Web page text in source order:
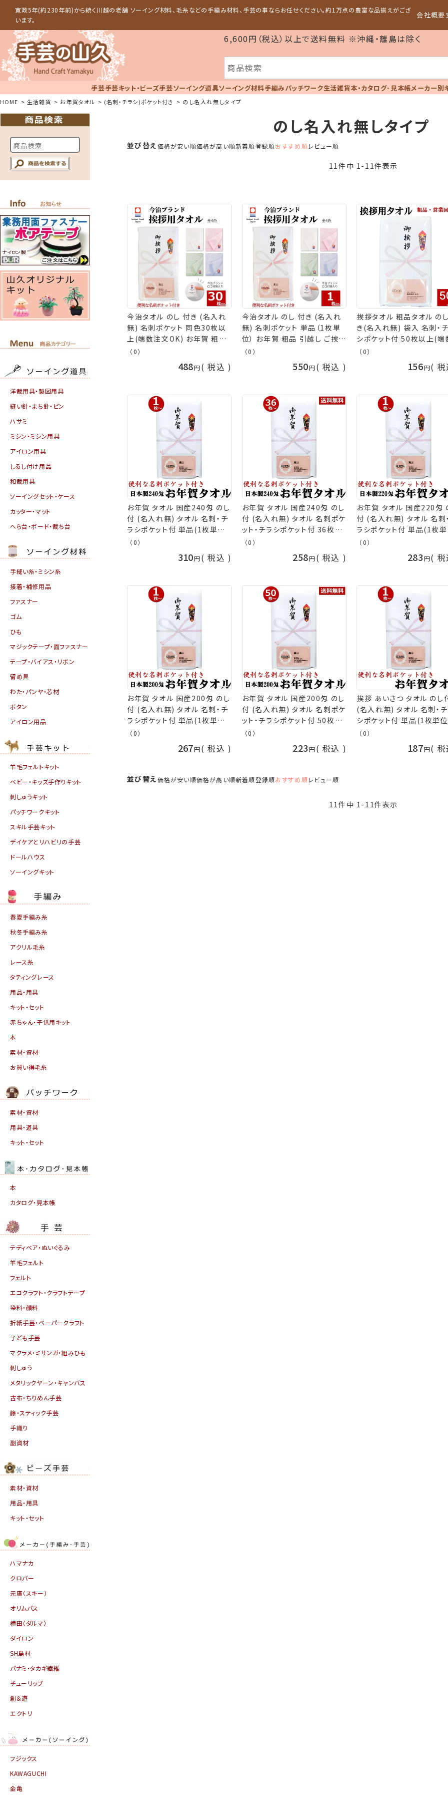
寛政5年(約230年前)から続く川越の老舗 ソーイング材料、毛糸などの手編み材料、手芸の事ならお任せください。約1万点の豊富な品揃えがござ
います。
会社概要
6,600円（税込）以上で送料無料 ※沖縄・離島は除く
手芸手芸キット・ビーズ手芸ソーイング道具ソーイング材料手編みパッチワーク生活雑貨本・カタログ･見本帳メーカー別
HOME 生活雑貨 お年賀タオル (名刺・チラシ)ポケット付き のし名入れ無しタイプ
洋裁用具・製図用具
縫い針・まち針・ピン
ハサミ
ミシン・ミシン用具
アイロン用具
しるし付け用品
和裁用具
ソーイングセット・ケース
カッター・マット
へら台・ボード・裁ち台
手縫い糸・ミシン糸
接着・補修用品
ファスナー
ゴム
ひも
マジックテープ・面ファスナー
テープ・バイアス・リボン
留め具
わた・パンヤ・芯材
ボタン
アイロン用品
羊毛フェルトキット
ベビー・キッズ手作りキット
刺しゅうキット
パッチワークキット
スキル手芸キット
デイケアとリハビリの手芸
ドールハウス
ソーイングキット
春夏手編み糸
秋冬手編み糸
アクリル毛糸
レース糸
タティングレース
用品・用具
キット・セット
赤ちゃん・子供用キット
本
素材・資材
お買い得毛糸
素材・資材
用具・道具
キット・セット
本
カタログ・見本帳
テディベア・ぬいぐるみ
羊毛フェルト
フェルト
エコクラフト・クラフトテープ
染料・顔料
折紙手芸・ペーパークラフト
子ども手芸
マクラメ・ミサンガ・組みひも
刺しゅう
メタリックヤーン・キャンバス
古布・ちりめん手芸
籐・スティック手芸
手織り
副資材
素材・資材
用品・用具
キット・セット
ハマナカ
クロバー
元廣（スキー）
オリムパス
横田（ダルマ）
ダイロン
SH島村
パナミ・タカギ繊維
チューリップ
創＆遊
エクトリ
フジックス
KAWAGUCHI
金亀
のし名入れ無しタイプ
並び替え価格が安い順価格が高い順新着順登録順おすすめ順レビュー順
11件中 1 - 11件表示
今治タオル のし 付き (名入れ
無) 名刺ポケット 同色30枚以
上(端数注文OK) お年賀 粗品
引越し ご挨拶 贈答品 名刺 無
地 タオル ギフト 挨拶回り 日本
製 今治 フェイスタオル カラー
販促 御礼 社名印刷 粗品タオ
ル 挨拶 引っ越し 手芸の山久
（0）
488 税込
今治タオル のし 付き (名入れ
無) 名刺ポケット 単品（1枚単
位） お年賀 粗品 引越し ご挨拶
贈答品 名刺 無地 タオル ギフ
フェイスタオル カラータオル お
礼 社名印刷 粗品タオル 挨拶
引っ越し 手芸の山久
（0）
550 税込
挨拶タオル 粗品タオル の
き(名入れ無) 袋入 名刺・
シポケット付 50枚以上(端
文OK) ご挨拶用 挨拶回り
賀タオル 年始 粗品 販促 御
熨斗付きタオル 粗品 タオ
（0）
156 税
お年賀 タオル 国産240匁 のし
付 (名入れ無) タオル 名刺・チ
ラシポケット付 単品(1枚単位)
お年賀タオル 粗品 販促 御礼
熨斗付きタオル 粗品タオル [返
品不可] 手芸の山久
（0）
310 税込
お年賀 タオル 国産240匁 のし
付 (名入れ無) タオル 名刺ポケ
ット・チラシポケット付 36枚以
上(端数注文OK) お年賀タオル
年始 粗品 販促 御礼 熨斗付き
タオル 粗品タオル 手芸の山久
（0）
258 税込
お年賀 タオル 国産220匁
付 (名入れ無) タオル 名刺
ラシポケット付 単品(1枚単
お年賀タオル 粗品 販促 御
熨斗付きタオル 粗品タオル
品不可] 手芸の山久
（0）
283 税
お年賀 タオル 国産200匁 のし
付 (名入れ無) タオル 名刺・チ
ラシポケット付 単品(1枚単位)
お年賀タオル 粗品 販促 御礼
品不可] 手芸の山久
（0）
267 税込
お年賀 タオル 国産200匁 のし
付 (名入れ無) タオル 名刺ポケ
ット・チラシポケット付 50枚以
上(端数注文OK) お年賀タオル
挨拶回り タオル 年始 粗品 販
タオル 手芸の山久
（0）
223 税込
挨拶 あいさつ タオル のし
(名入れ無) タオル 名刺・チ
シポケット付 単品(1枚単
挨拶回り タオル お年賀 タ
品タオル 粗品 販促 御礼
（0）
187 税
並び替え価格が安い順価格が高い順新着順登録順おすすめ順レビュー順
11件中 1 - 11件表示